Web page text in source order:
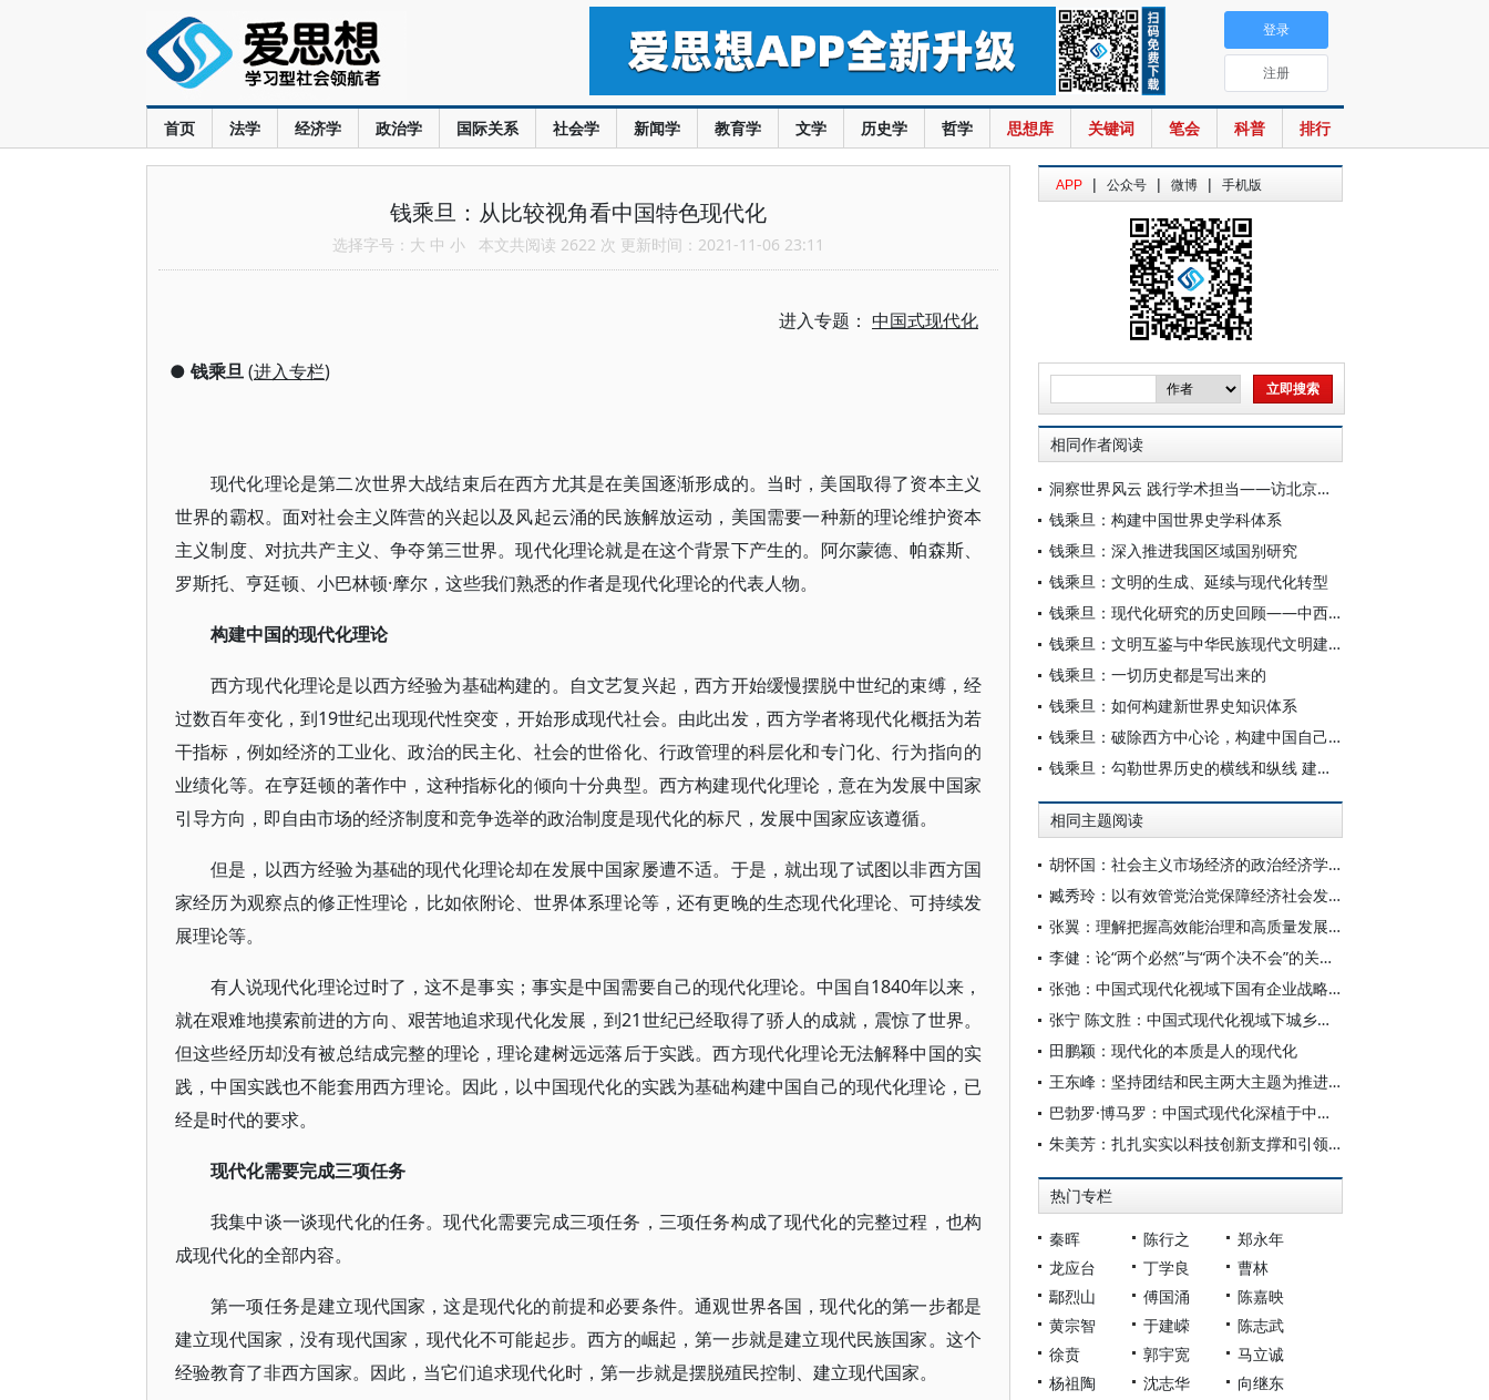
首页 法学 经济学 政治学 国际关系 社会学 新闻学 教育学 文学 历史学 哲学 思想库 关键词 笔会 科普 排行
登录
注册
钱乘旦：从比较视角看中国特色现代化
选择字号： 大 中 小 本文共阅读 2622 次 更新时间：2021-11-06 23:11
进入专题： 中国式现代化
● 钱乘旦(进入专栏)
现代化理论是第二次世界大战结束后在西方尤其是在美国逐渐形成的。当时，美国取得了资本主义
世界的霸权。面对社会主义阵营的兴起以及风起云涌的民族解放运动，美国需要一种新的理论维护资本
主义制度、对抗共产主义、争夺第三世界。现代化理论就是在这个背景下产生的。阿尔蒙德、帕森斯、
罗斯托、亨廷顿、小巴林顿·摩尔，这些我们熟悉的作者是现代化理论的代表人物。
构建中国的现代化理论
西方现代化理论是以西方经验为基础构建的。自文艺复兴起，西方开始缓慢摆脱中世纪的束缚，经
过数百年变化，到19世纪出现现代性突变，开始形成现代社会。由此出发，西方学者将现代化概括为若
干指标，例如经济的工业化、政治的民主化、社会的世俗化、行政管理的科层化和专门化、行为指向的
业绩化等。在亨廷顿的著作中，这种指标化的倾向十分典型。西方构建现代化理论，意在为发展中国家
引导方向，即自由市场的经济制度和竞争选举的政治制度是现代化的标尺，发展中国家应该遵循。
但是，以西方经验为基础的现代化理论却在发展中国家屡遭不适。于是，就出现了试图以非西方国
家经历为观察点的修正性理论，比如依附论、世界体系理论等，还有更晚的生态现代化理论、可持续发
展理论等。
有人说现代化理论过时了，这不是事实；事实是中国需要自己的现代化理论。中国自1840年以来，
就在艰难地摸索前进的方向、艰苦地追求现代化发展，到21世纪已经取得了骄人的成就，震惊了世界。
但这些经历却没有被总结成完整的理论，理论建树远远落后于实践。西方现代化理论无法解释中国的实
践，中国实践也不能套用西方理论。因此，以中国现代化的实践为基础构建中国自己的现代化理论，已
经是时代的要求。
现代化需要完成三项任务
我集中谈一谈现代化的任务。现代化需要完成三项任务，三项任务构成了现代化的完整过程，也构
成现代化的全部内容。
第一项任务是建立现代国家，这是现代化的前提和必要条件。通观世界各国，现代化的第一步都是
建立现代国家，没有现代国家，现代化不可能起步。西方的崛起，第一步就是建立现代民族国家。这个
经验教育了非西方国家。因此，当它们追求现代化时，第一步就是摆脱殖民控制、建立现代国家。
APP | 公众号 | 微博 | 手机版
相同作者阅读
洞察世界风云 践行学术担当——访北京大学区域与国别研究院创始院长钱乘旦
钱乘旦：构建中国世界史学科体系
钱乘旦：深入推进我国区域国别研究
钱乘旦：文明的生成、延续与现代化转型
钱乘旦：现代化研究的历史回顾——中西的现代化研究很不相同
钱乘旦：文明互鉴与中华民族现代文明建设
钱乘旦：一切历史都是写出来的
钱乘旦：如何构建新世界史知识体系
钱乘旦：破除西方中心论，构建中国自己的世界史理论体系
钱乘旦：勾勒世界历史的横线和纵线 建构中国自主的世界史知识体系
相同主题阅读
胡怀国：社会主义市场经济的政治经济学解析
臧秀玲：以有效管党治党保障经济社会发展的历程与经验
张翼：理解把握高效能治理和高质量发展的有机结合
李健：论“两个必然”与“两个决不会”的关系——基于跨越资本主义制度“卡夫丁峡谷”设想的反思
张弛：中国式现代化视域下国有企业战略使命的历史演进、理论逻辑和时代要求
张宁 陈文胜：中国式现代化视域下城乡融合的制度创新与治理逻辑
田鹏颖：现代化的本质是人的现代化
王东峰：坚持团结和民主两大主题为推进中国式现代化广泛凝心聚力
巴勃罗·博马罗：中国式现代化深植于中国共产党的系统性规划与全方位治理实践
朱美芳：扎扎实实以科技创新支撑和引领中国式现代化
热门专栏
秦晖 陈行之
郑永年
龙应台
丁学良
曹林
鄢烈山
傅国涌
陈嘉映
黄宗智
于建嵘
陈志武
徐贲
郭宇宽
马立诚
杨祖陶
沈志华
向继东